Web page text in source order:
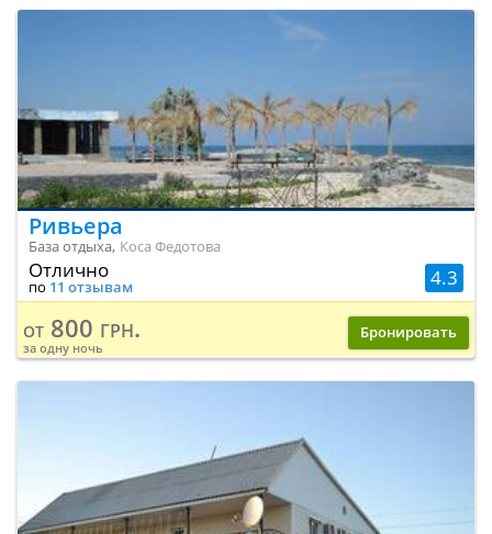
Ривьера
База отдыха, Коса Федотова
4.3
Отлично
по 11 отзывам
от 800 грн.
за одну ночь
Бронировать